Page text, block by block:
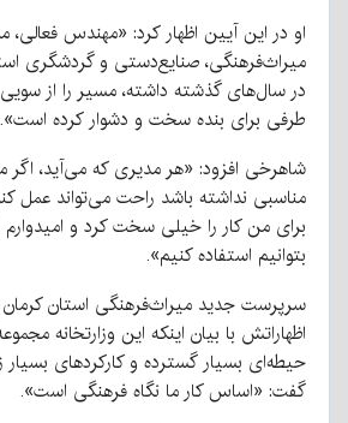
او در این آیین اظهار کرد: «مهندس فعالی،
میراث‌فرهنگی، صنایع‌دستی و گردشگری
در سال‌های گذشته داشته، مسیر را از
طرفی برای بنده سخت و دشوار کرده است».
شاهرخی افزود: «هر مدیری که می‌آید، اگر
مناسبی نداشته باشد راحت می‌تواند عمل
برای من کار را خیلی سخت کرد و امیدوارم
بتوانیم استفاده کنیم».
سرپرست جدید میراث‌فرهنگی استان
اظهاراتش با بیان اینکه این وزارتخانه
حیطه‌ای بسیار گسترده‌ و کارکردهای بسیار
گفت: «اساس کار ما نگاه فرهنگی است».